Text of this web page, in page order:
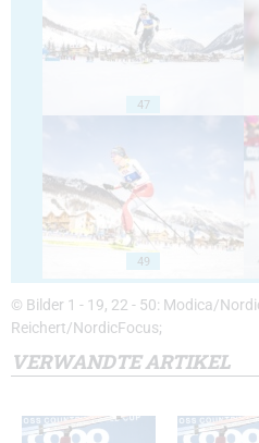
47
49
© Bilder 1 - 19, 22 - 50: Modica/
Reichert/NordicFocus;
VERWANDTE ARTIKEL